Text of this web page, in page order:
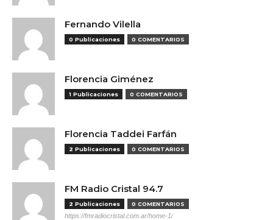
Fernando Vilella
0 Publicaciones 0 COMENTARIOS
Florencia Giménez
1 Publicaciones 0 COMENTARIOS
Florencia Taddei Farfán
2 Publicaciones 0 COMENTARIOS
FM Radio Cristal 94.7
2 Publicaciones 0 COMENTARIOS
https://fmradiocristal.com.ar/home-1/